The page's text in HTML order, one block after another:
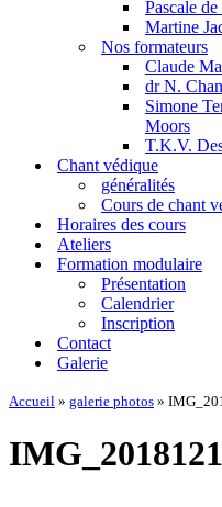
Pascale
Martine
Nos formateurs
Claude
dr N.
Simone
Moors
T.K.V.
Chant védique
généralités
Cours de chant
Horaires des cours
Ateliers
Formation modulaire
Présentation
Calendrier
Inscription
Contact
Galerie
Accueil » galerie photos »